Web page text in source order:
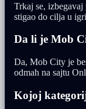
Trkaj se,
stigao do cilja u
Da li je Mob
Da, Mob City je
odmah na sajtu
Kojoj